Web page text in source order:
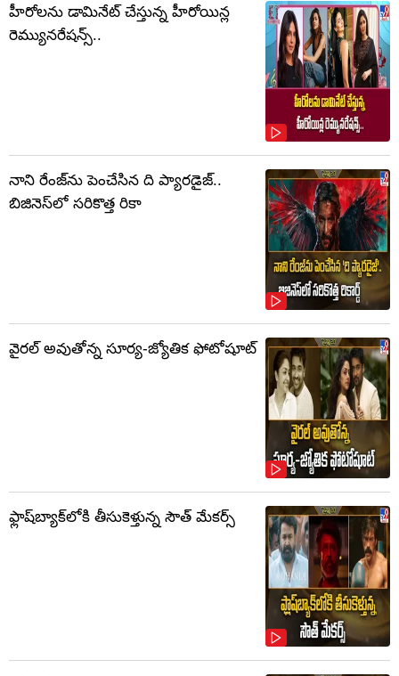
హీరోలను డామినేట్ చేస్తున్న హీరోయిన్ల
రెమ్యునరేషన్స్..
నాని రేంజ్‌ను పెంచేసిన ది ప్యారడైజ్..
బిజినెస్‌లో సరికొత్త రికా
వైరల్ అవుతోన్న సూర్య-జ్యోతిక ఫోటోషూట్
ఫ్లాష్‌బ్యాక్‌లోకి తీసుకెళ్తున్న సౌత్‌ మేకర్స్‌